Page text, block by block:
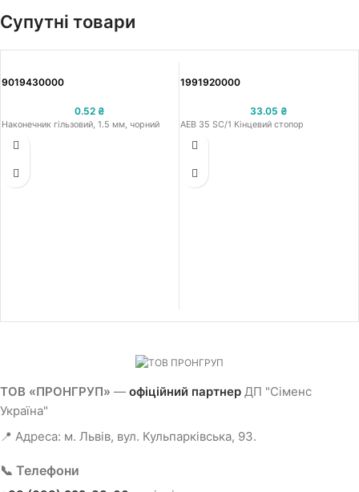
Супутні товари
9019430000
0.52 ₴
Наконечник гільзовий, 1.5 мм, чорний
1991920000
33.05 ₴
AEB 35 SC/1 Кінцевий стопор
ТОВ «ПРОНГРУП» — офіційний партнер ДП "Сіменс
Україна"
📍 Адреса: м. Львів, вул. Кульпарківська, 93.
📞 Телефони